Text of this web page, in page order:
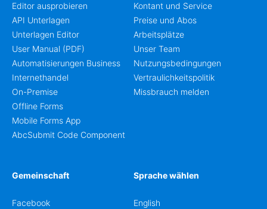
Editor ausprobieren
API Unterlagen
Unterlagen Editor
User Manual (PDF)
Automatisierungen Business
Internethandel
On-Premise
Offline Forms
Mobile Forms App
AbcSubmit Code Component
Kontant und Service
Preise und Abos
Arbeitsplätze
Unser Team
Nutzungsbedingungen
Vertraulichkeitspolitik
Missbrauch melden
Gemeinschaft
Facebook
Sprache wählen
English